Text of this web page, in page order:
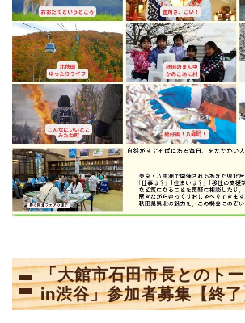
「大館市石田市長とのト
in渋谷」参加者募集【終